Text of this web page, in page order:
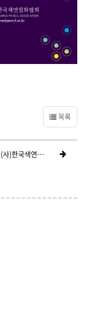
목록
2022 제3회 (사)한국색연필화협회 색연필화 공모대전 1차 선정발표